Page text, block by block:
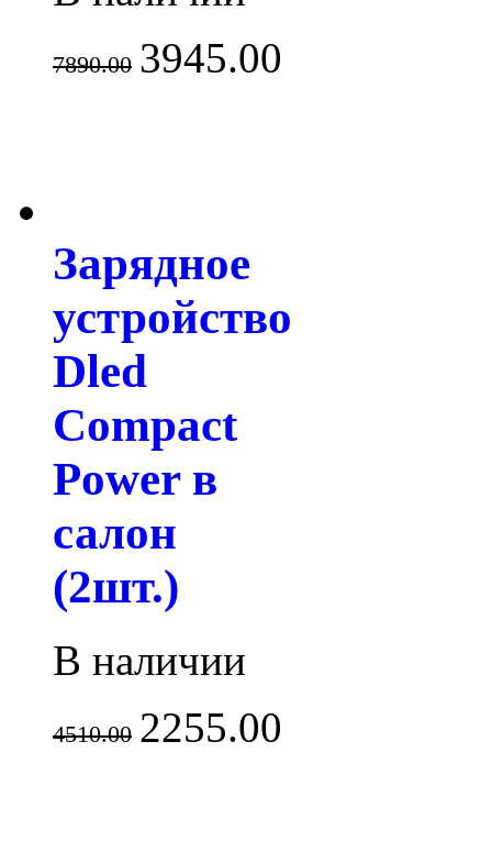
7890.00 3945.00
Зарядное
устройство
Dled
Compact
Power в
салон
(2шт.)
В наличии
4510.00 2255.00